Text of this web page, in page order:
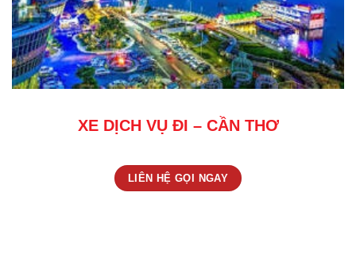
XE DỊCH VỤ ĐI – CẦN THƠ
LIÊN HỆ GỌI NGAY